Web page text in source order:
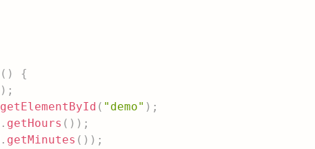
( )
{
) ;
getElementById ( "demo" ) ;
. getHours ( ) ) ;
. getMinutes ( ) ) ;